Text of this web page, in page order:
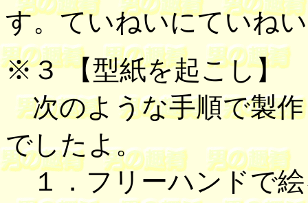
す。ていねいにていね
※３ 【型紙を起こし】
次のような手順で製
でしたよ。
１．フリーハンドで絵